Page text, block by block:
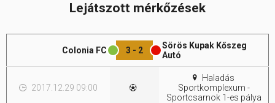
Szállás
Sport
Lejátszott mérkőzések
Colonia FC 3 - 2
Sörös Kupak Kőszeg
Autó
2017.12.29 09:00
Haladás
Sportkomplexum -
Sportcsarnok 1-es pálya